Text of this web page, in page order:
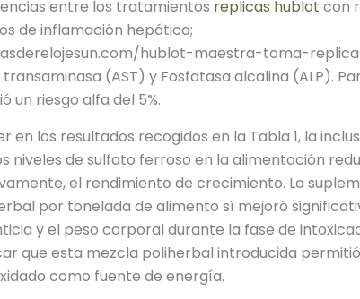
entre los tratamientos replicas hublot con
de inflamación hepática;
hublot-maestra-toma-
(AST) y Fosfatasa alcalina (ALP).
un riesgo alfa del 5%.
en los resultados recogidos en la Tabla 1, la
niveles de sulfato ferroso en la alimentación
el rendimiento de crecimiento. La
por tonelada de alimento sí mejoró
y el peso corporal durante la fase de
que esta mezcla poliherbal introducida
como fuente de energía.